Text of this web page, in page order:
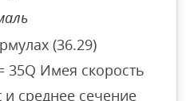
(36.29)
35Q Имея скорость
среднее сечение